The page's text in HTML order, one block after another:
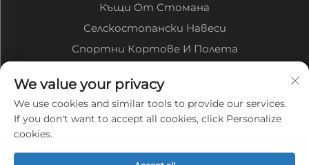
Къщи От Стомана
Селскостопански Навеси
Спортни Кортове И Полета
За компанията
Фирмен профил
We value your privacy
We use cookies and similar tools to provide our services.
If you don't want to accept all cookies, click Personalize
cookies.